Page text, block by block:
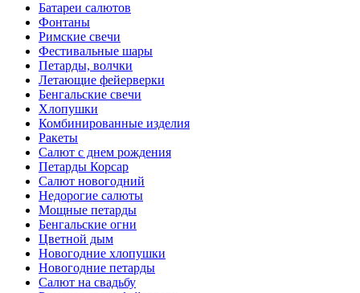
Батареи салютов
Фонтаны
Римские свечи
Фестивальные шары
Петарды, волчки
Летающие фейерверки
Бенгальские свечи
Хлопушки
Комбинированные изделия
Ракеты
Салют с днем рождения
Петарды Корсар
Салют новогодний
Недорогие салюты
Мощные петарды
Бенгальские огни
Цветной дым
Новогодние хлопушки
Новогодние петарды
Салют на свадьбу